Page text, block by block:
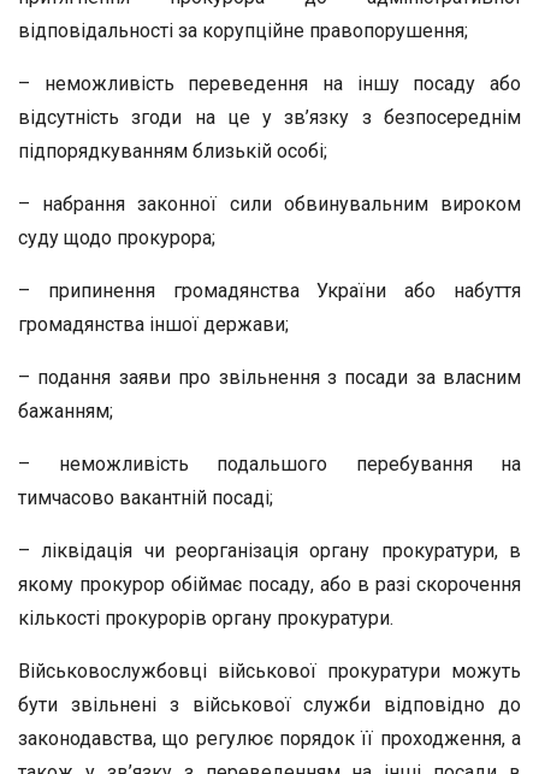
відповідальності за корупційне правопорушення;
– неможливість переведення на іншу посаду або
відсутність згоди на це у зв’язку з безпосереднім
підпорядкуванням близькій особі;
– набрання законної сили обвинувальним вироком
суду щодо прокурора;
– припинення громадянства України або набуття
громадянства іншої держави;
– подання заяви про звільнення з посади за власним
бажанням;
– неможливість подальшого перебування на
тимчасово вакантній посаді;
– ліквідація чи реорганізація органу прокуратури, в
якому прокурор обіймає посаду, або в разі скорочення
кількості прокурорів органу прокуратури.
Військовослужбовці військової прокуратури можуть
бути звільнені з військової служби відповідно до
законодавства, що регулює порядок її проходження, а